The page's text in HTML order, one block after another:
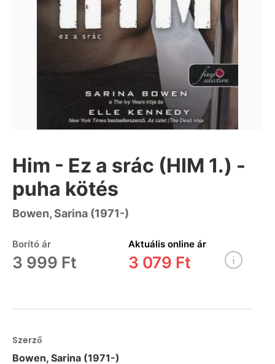
Him - Ez a srác (HIM 1.) -
puha kötés
Bowen, Sarina (1971-)
Borító ár
3 999 Ft
Aktuális online ár
3 079 Ft
Szerző
Bowen, Sarina (1971-)